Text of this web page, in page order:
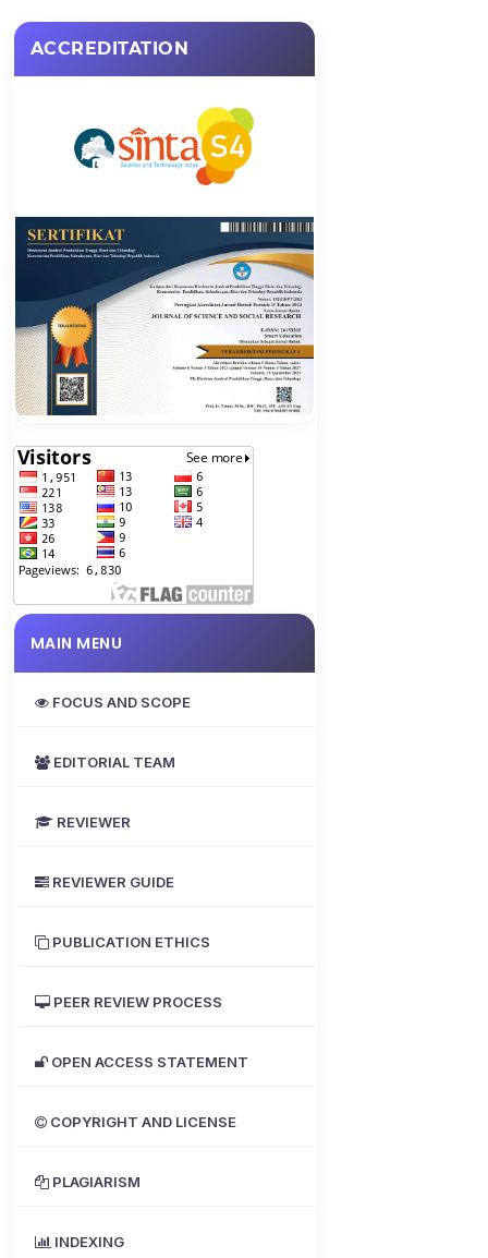
ACCREDITATION
MAIN MENU
FOCUS AND SCOPE
EDITORIAL TEAM
REVIEWER
REVIEWER GUIDE
PUBLICATION ETHICS
PEER REVIEW PROCESS
OPEN ACCESS STATEMENT
COPYRIGHT AND LICENSE
PLAGIARISM
INDEXING